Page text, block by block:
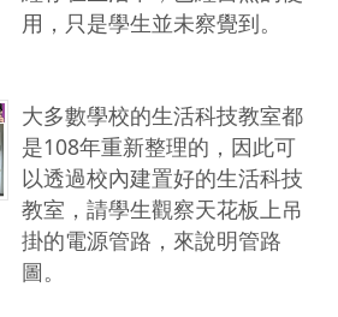
用，只是學生並未察覺到。
大多數學校的生活科技教室都
是108年重新整理的，因此可
以透過校內建置好的生活科技
教室，請學生觀察天花板上吊
掛的電源管路，來說明管路
圖。